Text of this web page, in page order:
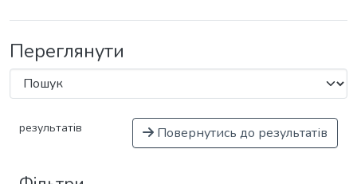
Переглянути
результатів Повернутись до результатів